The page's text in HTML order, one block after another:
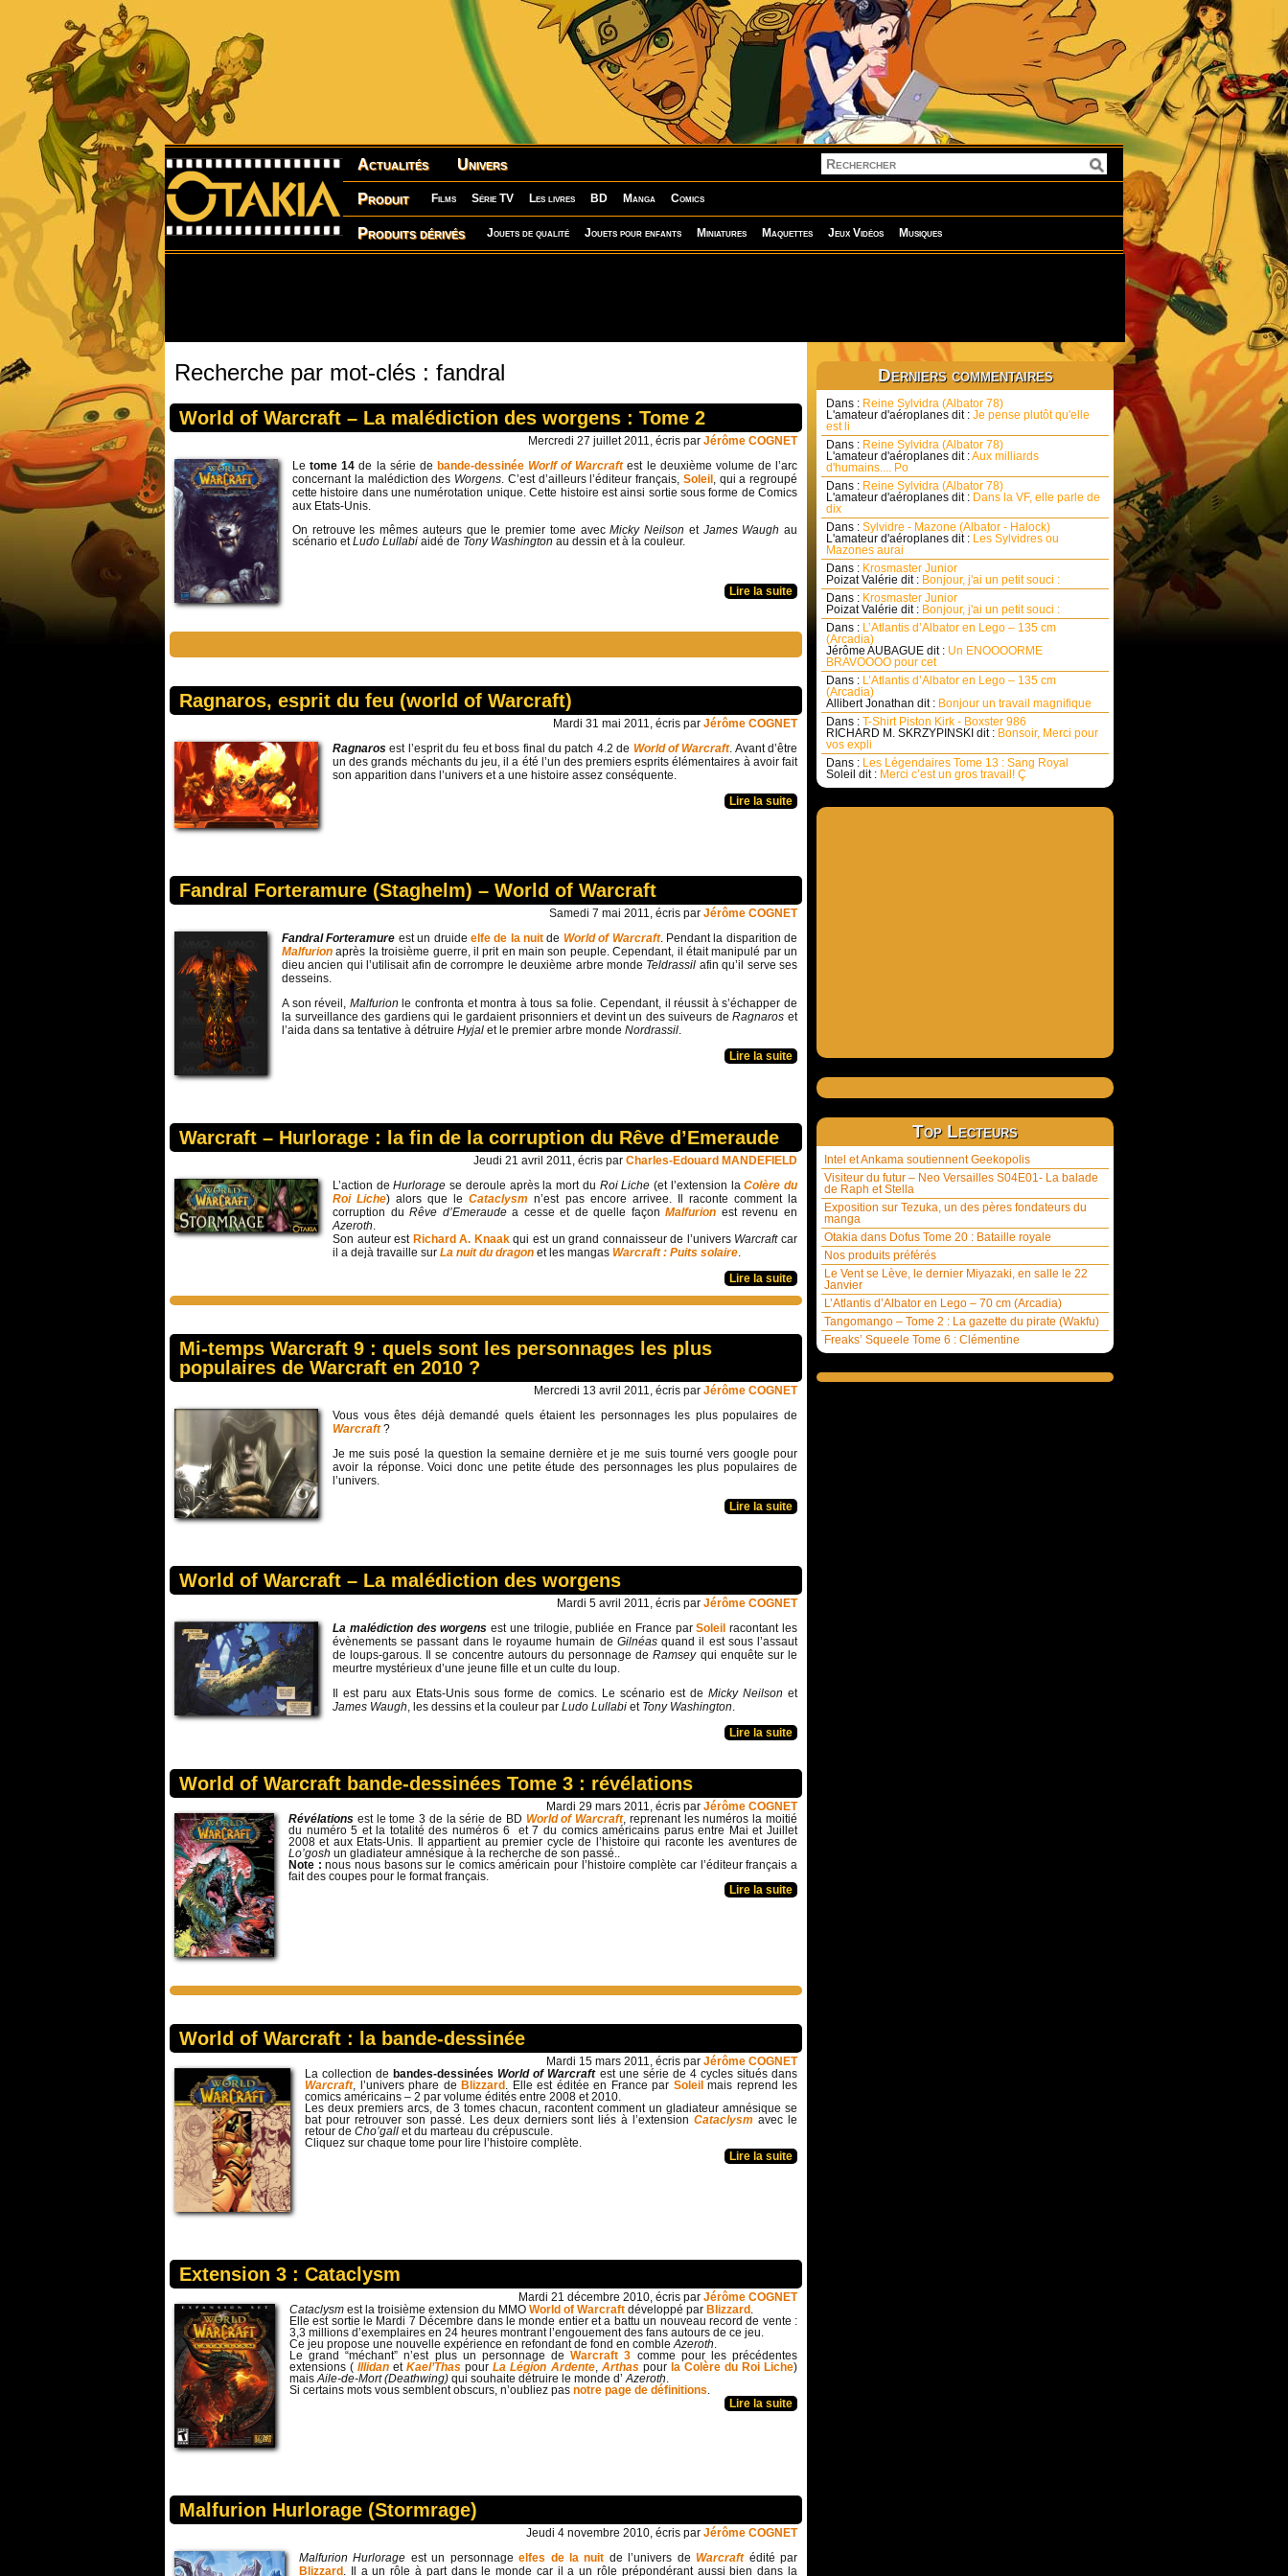
Actualités Univers
Produit Films Série TV Les livres BD Manga Comics
Produits dérivés Jouets de qualité Jouets pour enfants Miniatures Maquettes Jeux Vidéos Musiques
Recherche par mot-clés : fandral
World of Warcraft – La malédiction des worgens : Tome 2
Mercredi 27 juillet 2011, écris par Jérôme COGNET
Letome 14 de la série de bande-dessinée Worlf of Warcraftest le deuxième volume de l’arc
concernant la malédiction des Worgens. C’est d’ailleurs l’éditeur français, Soleil , qui a regroupé
cette histoire dans une numérotation unique. Cette histoire est ainsi sortie sous forme de Comics
aux Etats-Unis.
On retrouve les mêmes auteurs que le premier tome avecMicky Neilson et James Waugh au
scénario etLudo Lullabi aidé de Tony Washington au dessin et à la couleur.
Lire la suite
Ragnaros, esprit du feu (world of Warcraft)
Mardi 31 mai 2011, écris par Jérôme COGNET
Ragnaros est l’esprit du feu et boss final du patch 4.2 de World of Warcraft. Avant d’être
un des grands méchants du jeu, il a été l’un des premiers esprits élémentaires à avoir fait
son apparition dans l’univers et a une histoire assez conséquente.
Lire la suite
Fandral Forteramure (Staghelm) – World of Warcraft
Samedi 7 mai 2011, écris par Jérôme COGNET
Fandral Forteramure est un druide elfe de la nuit de World of Warcraft. Pendant la disparition de
Malfurionaprès la troisième guerre, il prit en main son peuple. Cependant, il était manipulé par un
dieu ancien qui l’utilisait afin de corrompre le deuxième arbre monde Teldrassil afin qu’il serve ses
desseins.
A son réveil, Malfurion le confronta et montra à tous sa folie. Cependant, il réussit à s’échapper de
la surveillance des gardiens qui le gardaient prisonniers et devint un des suiveurs deRagnaros et
l’aida dans sa tentative à détruire Hyjal et le premier arbre monde Nordrassil.
Lire la suite
Warcraft – Hurlorage : la fin de la corruption du Rêve d’Emeraude
Jeudi 21 avril 2011, écris par Charles-Edouard MANDEFIELD
L’action deHurloragese deroule après la mort du Roi Liche (et l’extension laColère du
Roi Liche) alors que leCataclysmn’est pas encore arrivee. Il raconte comment la
corruption duRêve d’Emeraudea cesse et de quelle façonMalfurion est revenu en
Azeroth.
Son auteur est Richard A. Knaakqui est un grand connaisseur de l’univers Warcraftcar
il a dejà travaille sur La nuit du dragon et les mangas Warcraft : Puits solaire.
Lire la suite
Mi-temps Warcraft 9 : quels sont les personnages les plus
populaires de Warcraft en 2010 ?
Mercredi 13 avril 2011, écris par Jérôme COGNET
Vous vous êtes déjà demandé quels étaient les personnages les plus populaires de
Warcraft?
Je me suis posé la question la semaine dernière et je me suis tourné vers google pour
avoir la réponse. Voici donc une petite étude des personnages les plus populaires de
l’univers.
Lire la suite
World of Warcraft – La malédiction des worgens
Mardi 5 avril 2011, écris par Jérôme COGNET
La malédiction des worgens est une trilogie, publiée en France parSoleilracontant les
évènements se passant dans le royaume humain de Gilnéasquand il est sous l’assaut
de loups-garous. Il se concentre autours du personnage deRamseyqui enquête sur le
meurtre mystérieux d’une jeune fille et un culte du loup.
Il est paru aux Etats-Unis sous forme de comics. Le scénario est de Micky Neilson et
James Waugh, les dessins et la couleur par Ludo Lullabi et Tony Washington.
Lire la suite
World of Warcraft bande-dessinées Tome 3 : révélations
Mardi 29 mars 2011, écris par Jérôme COGNET
Révélations est le tome 3 de la série de BD World of Warcraft, reprenant les numéros la moitié
du numéro 5 et la totalité des numéros 6 et 7 du comics américains parus entre Mai et Juillet
2008 et aux Etats-Unis. Il appartient au premier cycle de l’histoire qui raconte les aventures de
Lo’gosh un gladiateur amnésique à la recherche de son passé..
Note :nous nous basons sur le comics américain pour l’histoire complète car l’éditeur français a
fait des coupes pour le format français.
Lire la suite
World of Warcraft : la bande-dessinée
Mardi 15 mars 2011, écris par Jérôme COGNET
La collection de bandes-dessinéesWorld of Warcraft est une série de 4 cycles situés dans
Warcraft, l’univers phare de Blizzard . Elle est éditée en France par Soleil mais reprend les
comics américains – 2 par volume édités entre 2008 et 2010.
Les deux premiers arcs, de 3 tomes chacun, racontent comment un gladiateur amnésique se
bat pour retrouver son passé. Les deux derniers sont liés à l’extensionCataclysmavec le
retour de Cho’gall et du marteau du crépuscule.
Cliquez sur chaque tome pour lire l’histoire complète.
Lire la suite
Extension 3 : Cataclysm
Mardi 21 décembre 2010, écris par Jérôme COGNET
Cataclysm est la troisième extension du MMO World of Warcraft développé par Blizzard .
Elle est sortie le Mardi 7 Décembre dans le monde entier et a battu un nouveau record de vente :
3,3 millions d’exemplaires en 24 heures montrant l’engouement des fans autours de ce jeu.
Ce jeu propose une nouvelle expérience en refondant de fond en combleAzeroth.
Le grand “méchant” n’est plus un personnage deWarcraft 3 comme pour les précédentes
extensions (Illidan etKael’Thas pourLa Légion Ardente, Arthaspour la Colère du Roi Liche)
maisAile-de-Mort (Deathwing) qui souhaite détruire le monde d’Azeroth.
Si certains mots vous semblent obscurs, n’oubliez pas notre page de définitions.
Lire la suite
Malfurion Hurlorage (Stormrage)
Jeudi 4 novembre 2010, écris par Jérôme COGNET
Malfurion Hurlorage est un personnageelfes de la nuit de l’univers deWarcraftédité par
Blizzard . Il a un rôle à part dans le monde car il a un rôle prépondérant aussi bien dans la
Derniers commentaires
Dans : Reine Sylvidra (Albator 78)
L'amateur d'aéroplanes dit : Je pense plutôt qu'elle
est li
Dans : Reine Sylvidra (Albator 78)
L'amateur d'aéroplanes dit :Aux milliards
d'humains.... Po
Dans : Reine Sylvidra (Albator 78)
L'amateur d'aéroplanes dit : Dans la VF, elle parle de
dix
Dans : Sylvidre - Mazone (Albator - Halock)
L'amateur d'aéroplanes dit : Les Sylvidres ou
Mazones aurai
Dans : Krosmaster Junior
Poizat Valérie dit : Bonjour, j'ai un petit souci :
Dans : Krosmaster Junior
Poizat Valérie dit : Bonjour, j'ai un petit souci :
Dans : L’Atlantis d’Albator en Lego – 135 cm
(Arcadia)
Jérôme AUBAGUE dit : Un ENOOOORME
BRAVOOOO pour cet
Dans : L’Atlantis d’Albator en Lego – 135 cm
(Arcadia)
Allibert Jonathan dit : Bonjour un travail magnifique
Dans : T-Shirt Piston Kirk - Boxster 986
RICHARD M. SKRZYPINSKI dit : Bonsoir, Merci pour
vos expli
Dans : Les Légendaires Tome 13 : Sang Royal
Soleil dit : Merci c’est un gros travail! Ç
Top Lecteurs
Intel et Ankama soutiennent Geekopolis
Visiteur du futur – Neo Versailles S04E01- La balade
de Raph et Stella
Exposition sur Tezuka, un des pères fondateurs du
manga
Otakia dans Dofus Tome 20 : Bataille royale
Nos produits préférés
Le Vent se Lève, le dernier Miyazaki, en salle le 22
Janvier
L’Atlantis d’Albator en Lego – 70 cm (Arcadia)
Tangomango – Tome 2 : La gazette du pirate (Wakfu)
Freaks’ Squeele Tome 6 : Clémentine